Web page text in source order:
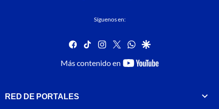
Síguenos en:
facebook
tiktok instagram
twitterwhatsapp
google
Más contenido en
youtube-
RED DE PORTALES